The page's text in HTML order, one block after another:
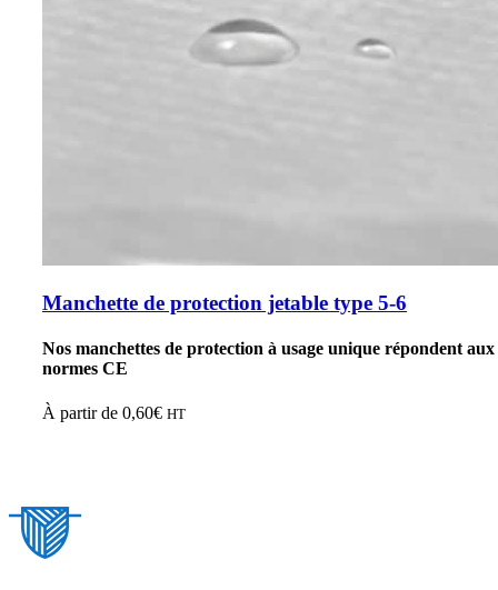
Manchette de protection jetable type 5-6
Nos manchettes de protection à usage unique répondent aux
normes CE
À partir de 0,60€ HT